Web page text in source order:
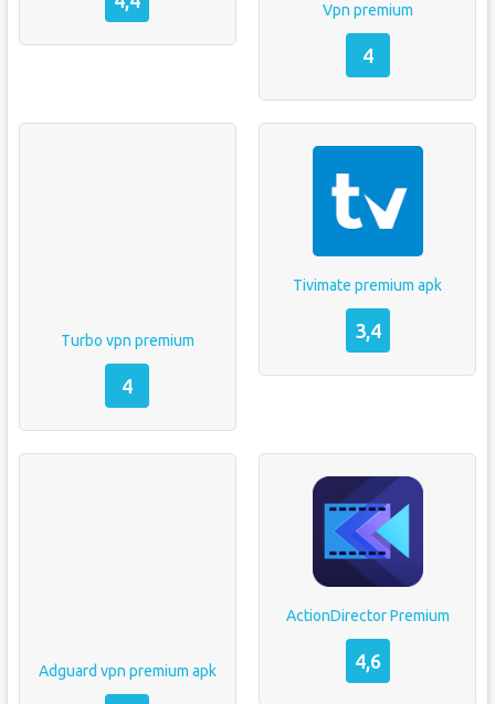
Vpn premium
4
Turbo vpn premium
4
Tivimate premium apk
3,4
Adguard vpn premium apk
ActionDirector Premium
4,6